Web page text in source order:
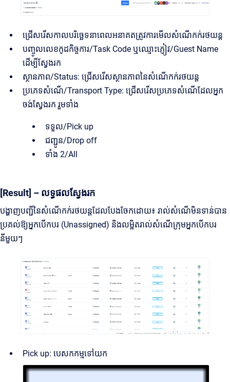
ជ្រើសរើសកាលបរិច្ឆេទនាពេលអនាគតត្រូវការមើលសំណើកក់រថយន្ត
បញ្ចូលលេខកូដកិច្ចការ/Task Code ឬឈ្មោះភ្ញៀវ/Guest Name
ដើម្បីស្វែងរក
ស្ថានភាព/Status: ជ្រើសរើសស្ថានភាពនៃសំណើកក់រថយន្ត
ប្រភេទសំណើ/Transport Type: ជ្រើសរើសប្រភេទសំណើដែលអ្នក
ចង់ស្វែងរក រួមទាំង
ទទួល/Pick up
ជញ្ជូន/Drop off
ទាំង 2/All
[Result] – លទ្ធផលស្វែងរក
បង្ហាញបញ្ជីនៃសំណើកក់រថយន្តដែលបែងចែកដោយ៖ រាល់សំណើមិនទាន់បាន
ប្រគល់ឱ្យអ្នកបើកបរ (Unassigned) និងលម្អិតរាល់សំណើក្រុមអ្នកបើកបរ
នីមួយៗ
Pick up: បេសកកម្មទៅយក